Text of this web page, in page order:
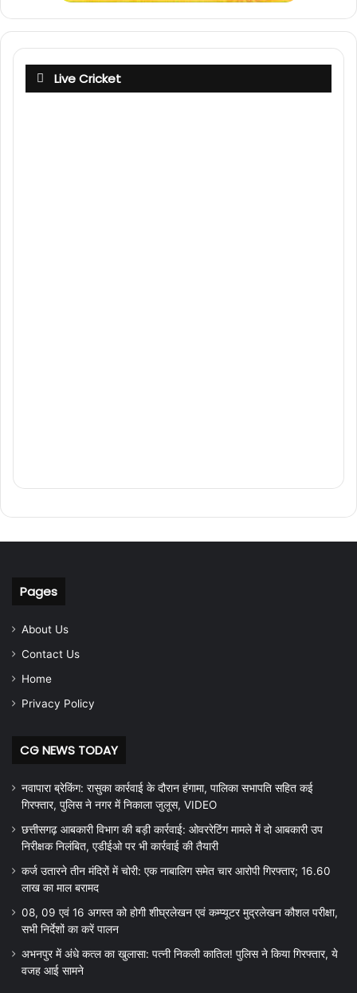
Live Cricket
Pages
About Us
Contact Us
Home
Privacy Policy
CG NEWS TODAY
नवापारा ब्रेकिंग: रासुका कार्रवाई के दौरान हंगामा, पालिका सभापति सहित कई
गिरफ्तार, पुलिस ने नगर में निकाला जुलूस, VIDEO
छत्तीसगढ़ आबकारी विभाग की बड़ी कार्रवाई: ओवररेटिंग मामले में दो आबकारी उप
निरीक्षक निलंबित, एडीईओ पर भी कार्रवाई की तैयारी
कर्ज उतारने तीन मंदिरों में चोरी: एक नाबालिग समेत चार आरोपी गिरफ्तार; 16.60
लाख का माल बरामद
08, 09 एवं 16 अगस्त को होगी शीघ्रलेखन एवं कम्प्यूटर मुद्रलेखन कौशल परीक्षा,
सभी निर्देशों का करें पालन
अभनपुर में अंधे कत्ल का खुलासा: पत्नी निकली कातिल! पुलिस ने किया गिरफ्तार, ये
वजह आई सामने